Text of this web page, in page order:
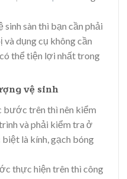
sàn thì bạn cần phải
dụng cụ không cần
thể tiện lợi nhất trong
vệ sinh
bước trên thì nên kiểm
và phải kiểm tra ở
biệt là kính, gạch bóng
thực hiện trên thì công